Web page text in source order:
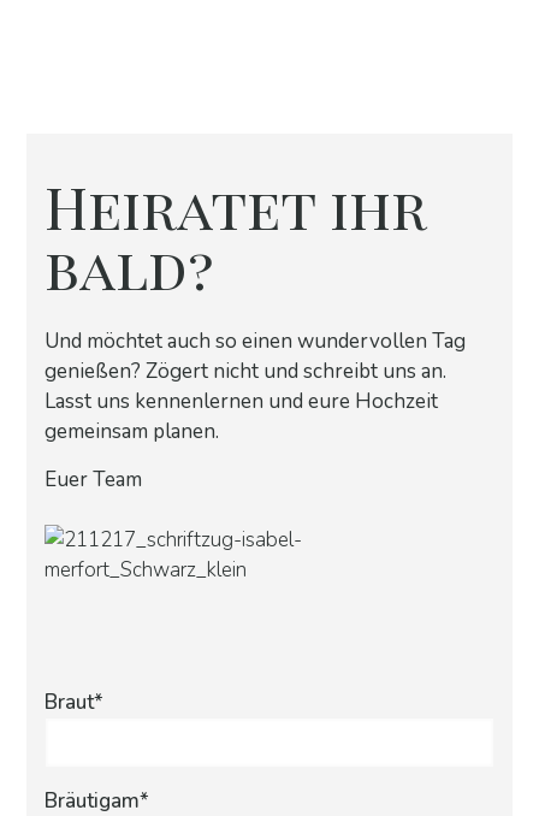
Heiratet ihr
bald?
Und möchtet auch so einen wundervollen Tag
genießen? Zögert nicht und schreibt uns an.
Lasst uns kennenlernen und eure Hochzeit
gemeinsam planen.
Euer Team
Braut*
Bräutigam*